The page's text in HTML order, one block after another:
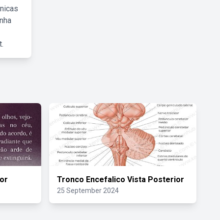
Tronco Encefalico Vista Posterior
25 September 2024